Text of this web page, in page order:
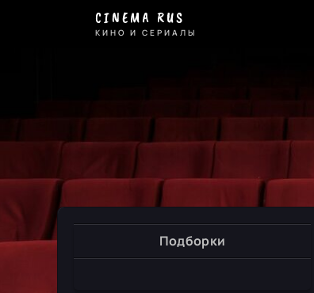
CINEMA RUS
КИНО И СЕРИАЛЫ
Подборки